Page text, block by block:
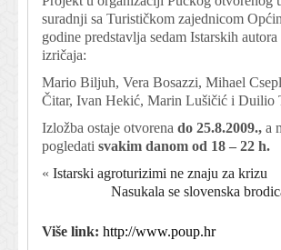
suradnji sa Turističkom zajednicom
godine predstavlja sedam Istarskih
izričaja:
Mario Biljuh, Vera Bosazzi, Mihael
Čitar, Ivan Hekić, Marin Lušičić i Duilio
Izložba ostaje otvorena do 25.8.2009., a
pogledati svakim danom od 18 – 22 h.
« Istarski agroturizimi ne znaju za krizu
Nasukala se slovenska
Više link: http://www.poup.hr